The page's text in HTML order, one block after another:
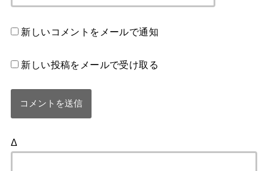
新しいコメントをメールで通知
新しい投稿をメールで受け取る
Δ